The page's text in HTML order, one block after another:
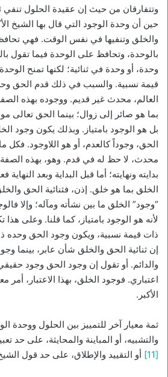
وتتفارقان من حيث إن عقيدة الحلول تنفي
حين أن وحدة الوجود التي قال بها الشيخ
والخلق وتنفيها في نفس الوقت. فهي تحافظ
بالوحدة، وتحافظ على الوحدة فيما تقول
وحدة، أو وحدة في ثنائية؛ لكنها تمنح
قيمة نسبية. والسبب في ذلك قدم الحق
العالم، محدث غير قديم. ووجوده بهذه
بما هو صائر إلى زوال؛ بينما الحق تعالى
بل هو الوجود بامتياز. وبذلك يكون وجود
الحق، وجوداً كالعدم، أو هو اللاوجود. فكل ما
محدث، لا حظ له في قدم. وهو، بهذه الصفة،
بدايته ونهايته؛ أما قبل البداية وبعد
الخلق بما هو خلق. إذن، فثنائية الحق
“وجود” الخلق ما بين نشأته ومآله؛ وإلا
لأنه هو الوجود بامتياز، كما قلنا. وعلى
ذات قيمة نسبية، ويكون وجود الحق وحده
إن ثنائية الحق والخلق شأن عابر، بينما
والدائم. أو تقول إن وجود الحق وجود
اعتباري. فوجود الخلق، بهذا الاعتبار،
الأكبر.
ثمة معيار آخر للتمييز بين الحلول ووحدة
والتشبيه، أو المباينة والمحايثة، على حد
[11]
أو التقييد والإطلاق، على حد قول